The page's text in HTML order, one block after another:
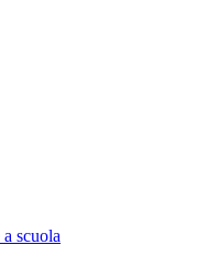
a scuola